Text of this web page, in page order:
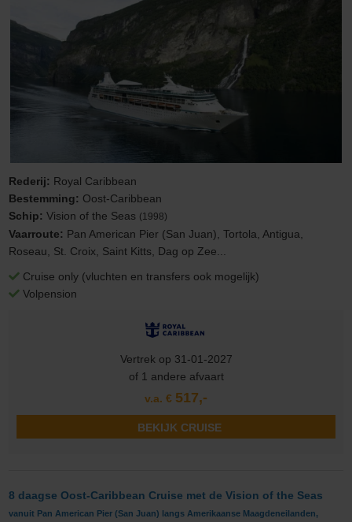
Rederij: Royal Caribbean
Bestemming: Oost-Caribbean
Schip:Vision of the Seas (1998)
Vaarroute: Pan American Pier (San Juan), Tortola, Antigua,
Roseau, St. Croix, Saint Kitts, Dag op Zee...
Cruise only (vluchten en transfers ook mogelijk)
Volpension
Vertrek op 31-01-2027
of 1 andere afvaart
v.a. € 517,-
BEKIJK CRUISE
8 daagse Oost-Caribbean Cruise met de Vision of the Seas
vanuit Pan American Pier (San Juan) langs Amerikaanse Maagdeneilanden,